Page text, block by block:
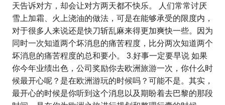
天告诉对方，却会让对方两天都不快乐。 人们常常讨厌
雪上加霜、火上浇油的做法，可是在能够承受的限度内，
对于很多人来说还是快刀斩乱麻来得更加爽快一些。因为
同时一次知道两个坏消息的痛苦程度，比分两次知道两个
坏消息的痛苦程度的总和要小。 3.好事一定要早说 如果
你今年业绩出色，公司奖励你去欧洲旅游一次，你什么时
候最开心呢？是在欧洲游玩的时候吗？可能不是。其实，
最开心的时候是你听到这个消息以及期盼着去巴黎的那段